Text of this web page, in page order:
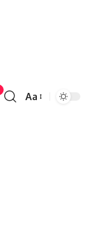
Font
Aa